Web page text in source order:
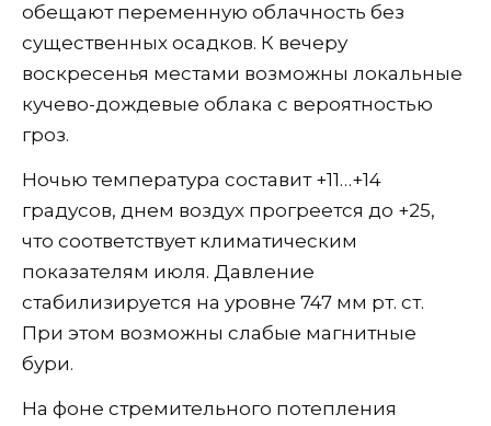
обещают переменную облачность без
существенных осадков. К вечеру
воскресенья местами возможны локальные
кучево-дождевые облака с вероятностью
гроз.
Ночью температура составит +11…+14
градусов, днем воздух прогреется до +25,
что соответствует климатическим
показателям июля. Давление
стабилизируется на уровне 747 мм рт. ст.
При этом возможны слабые магнитные
бури.
На фоне стремительного потепления